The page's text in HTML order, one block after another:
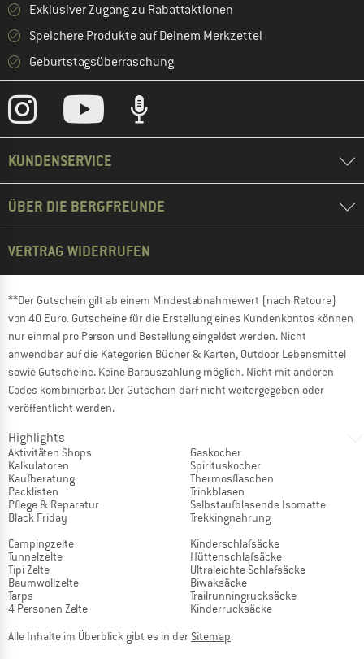
Exklusiver Zugang zu Rabattaktionen
Speichere Produkte auf Deinem Merkzettel
Geburtstagsüberraschung
KUNDENSERVICE
ÜBER DIE BERGFREUNDE
VERTRAG WIDERRUFEN
**Der Gutschein gilt ab einem Mindestabnahmewert (nach Retoure)
von 40 Euro. Gutscheine für die Erstellung eines Kundenkontos können
nur einmal pro Person und Bestellung eingelöst werden. Nicht
anwendbar auf die Kategorien Bücher & Karten, Outdoor Lebensmittel
sowie Gutscheine. Keine Barauszahlung möglich. Nicht mit anderen
Codes kombinierbar. Der Gutschein darf nicht weitergegeben oder
veröffentlicht werden.
Highlights
Aktivitäten Shops
Kalkulatoren
Kaufberatung
Packlisten
Pflege & Reparatur
Black Friday
Gaskocher
Spirituskocher
Thermosflaschen
Trinkblasen
Selbstaufblasende Isomatte
Trekkingnahrung
Campingzelte
Tunnelzelte
Tipi Zelte
Baumwollzelte
Tarps
4 Personen Zelte
Kinderschlafsäcke
Hüttenschlafsäcke
Ultraleichte Schlafsäcke
Biwaksäcke
Trailrunningrucksäcke
Kinderrucksäcke
Alle Inhalte im Überblick gibt es in der Sitemap.